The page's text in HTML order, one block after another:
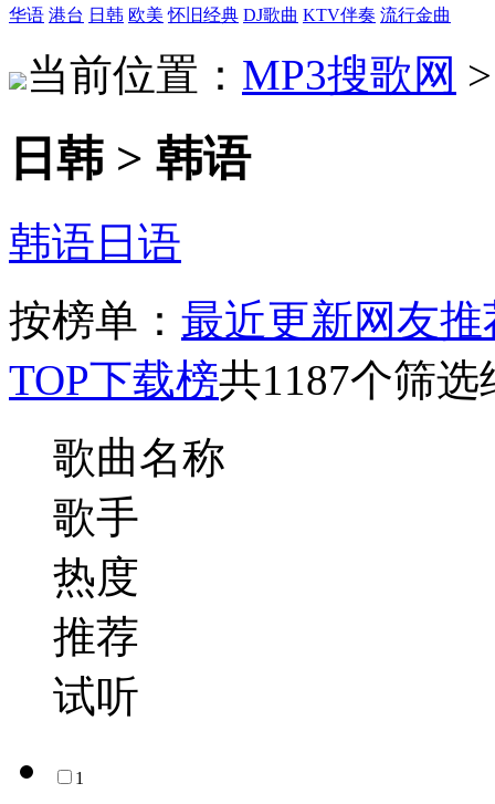
华语 港台 日韩 欧美 怀旧经典 DJ歌曲 KTV伴奏 流行金曲
当前位置： MP3搜歌网
日韩 > 韩语
韩语 日语
按榜单： 最近更新网友推
TOP下载榜共1187个筛选
歌曲名称
歌手
热度
推荐
试听
1